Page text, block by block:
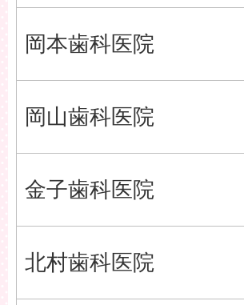
岡本歯科医院
岡山歯科医院
金子歯科医院
北村歯科医院